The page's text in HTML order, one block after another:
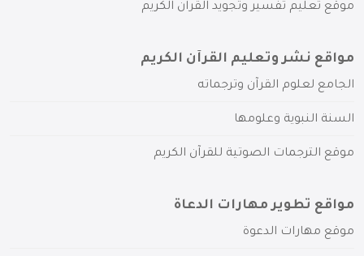
موقع تعليم تفسير وتجويد القرآن الكريم
مواقع نشر وتعليم القرآن الكريم
الجامع لعلوم القرآن وترجماته
السنة النبوية وعلومها
موقع الترجمات الصوتية للقرآن الكريم
مواقع تطوير مهارات الدعاة
موقع مهارات الدعوة